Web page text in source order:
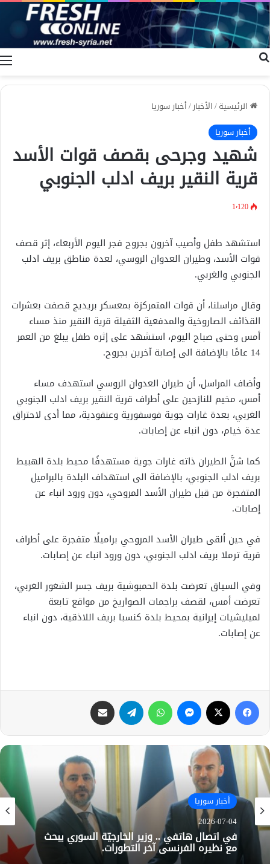
الرئيسية/الأخبار/أخبار سوريا
أخبار سوريا
شهيد وجرحى بقصف قوات الأسد
قرية النقير بريف ادلب الجنوبي
1٬120
استشهد طفل وأصيب آخرون بجروح فجر اليوم الأربعاء، إثر قصف
قوات الأسد، وطيران العدوان الروسي، لعدة مناطق بريف ادلب
الجنوبي والغربي.
وقال مراسلنا، أن قوات المتمركزة بمعسكر بريديج قصفت بعشرات
القذائف الصاروخية والمدفعية الثقيلة قرية النقير منذ مساء
أمس وحتى صباح اليوم، استشهد على إثره طفل يبلغ من العمر
14 عامًا بالإضافة الى إصابة آخرين بجروح.
وأضاف المراسل، أن طيران العدوان الروسي استهدف مساء
أمس، مخيم للنازحين على أطراف قرية النقير بريف ادلب الجنوبي
الغربي، بعدة غارات جوية فوسفورية وعنقودية، مما أدى لاحتراق
عدة خيام، دون انباء عن إصابات.
كما شنَّ الطيران ذاته غارات جوية مستهدفًا محيط بلدة الهبيط
بريف ادلب الجنوبي، بالإضافة الى استهداف البلدة بالبراميل
المتفجرة من قبل طيران الأسد المروحي، دون ورود انباء عن
إصابات.
في حين ألقى طيران الأسد المروحي براميلًا متفجرة على أطراف
قرية ترملا بريف ادلب الجنوبي، دون ورود انباء عن إصابات.
وفي السياق تعرضت بلدة الحمبوشية بريف جسر الشغور الغربي،
تعرضت أمس، لقصف براجمات الصواريخ من مواقع تابعة
لميليشيات إيرانية بمحيط بلدة كنسبا بريف اللاذقية، دون انباء
عن إصابات.
فيسبوك ماسنجر واتساب تيلقرام
أخبار سوريا
2026-07-04
في اتصال هاتفي .. وزير الخارجيّة السوري يبحث
مع نظيره الفرنسي آخر التطورات.